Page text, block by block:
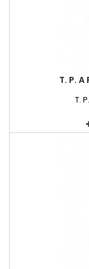
T. P. A
T.